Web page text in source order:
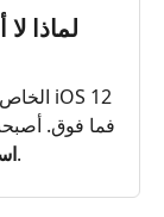
لماذا
فما فوق.
.